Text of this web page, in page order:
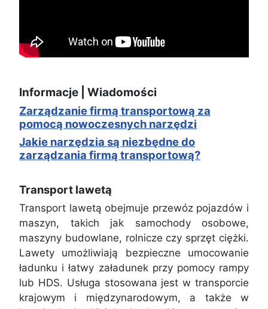
Informacje | Wiadomości
Zarządzanie firmą transportową za
pomocą nowoczesnych narzędzi
Jakie narzędzia są niezbędne do
zarządzania firmą transportową?
Transport lawetą
Transport lawetą obejmuje przewóz pojazdów i
maszyn, takich jak samochody osobowe,
maszyny budowlane, rolnicze czy sprzęt ciężki.
Lawety umożliwiają bezpieczne umocowanie
ładunku i łatwy załadunek przy pomocy rampy
lub HDS. Usługa stosowana jest w transporcie
krajowym i międzynarodowym, a także w